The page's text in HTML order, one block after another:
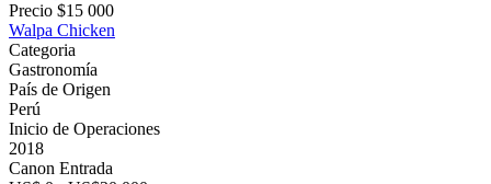
Precio $15 000
Walpa Chicken
Categoria
Gastronomía
País de Origen
Perú
Inicio de Operaciones
2018
Canon Entrada